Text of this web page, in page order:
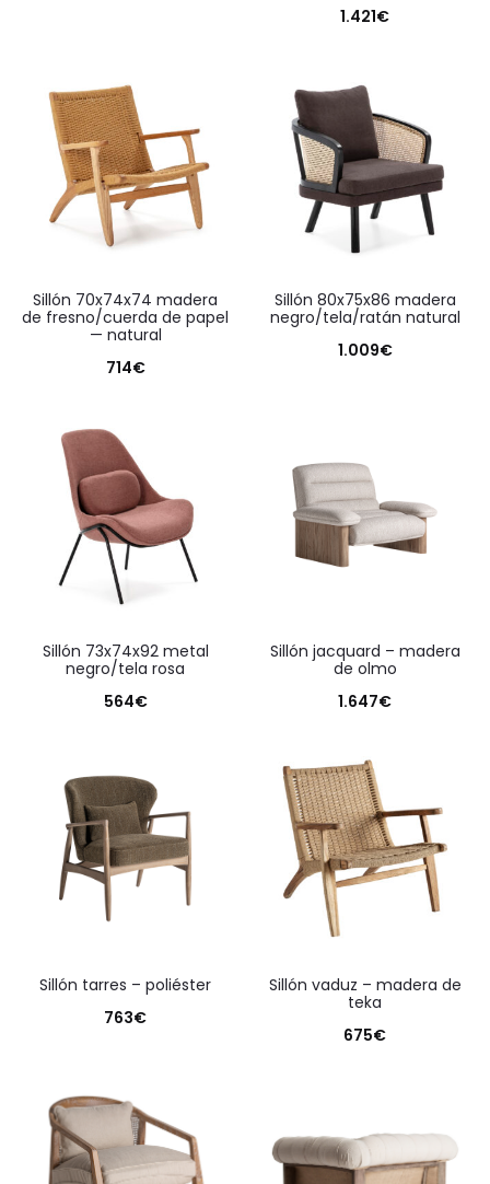
1.421€
sillón 70x74x74 madera
de fresno/cuerda de papel
— natural
714€
sillón 80x75x86 madera
negro/tela/ratán natural
1.009€
sillón 73x74x92 metal
negro/tela rosa
564€
sillón jacquard – madera
de olmo
1.647€
sillón tarres – poliéster
763€
sillón vaduz – madera de
teka
675€